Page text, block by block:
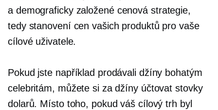
a demograficky založenécenová strategie,
tedy stanovení cen vašich produktů pro vaše
cílové uživatele.
Pokud jste například prodávali džíny bohatým
celebritám, můžete si za džíny účtovat stovky
dolarů. Místo toho, pokud váš cílový trh byl